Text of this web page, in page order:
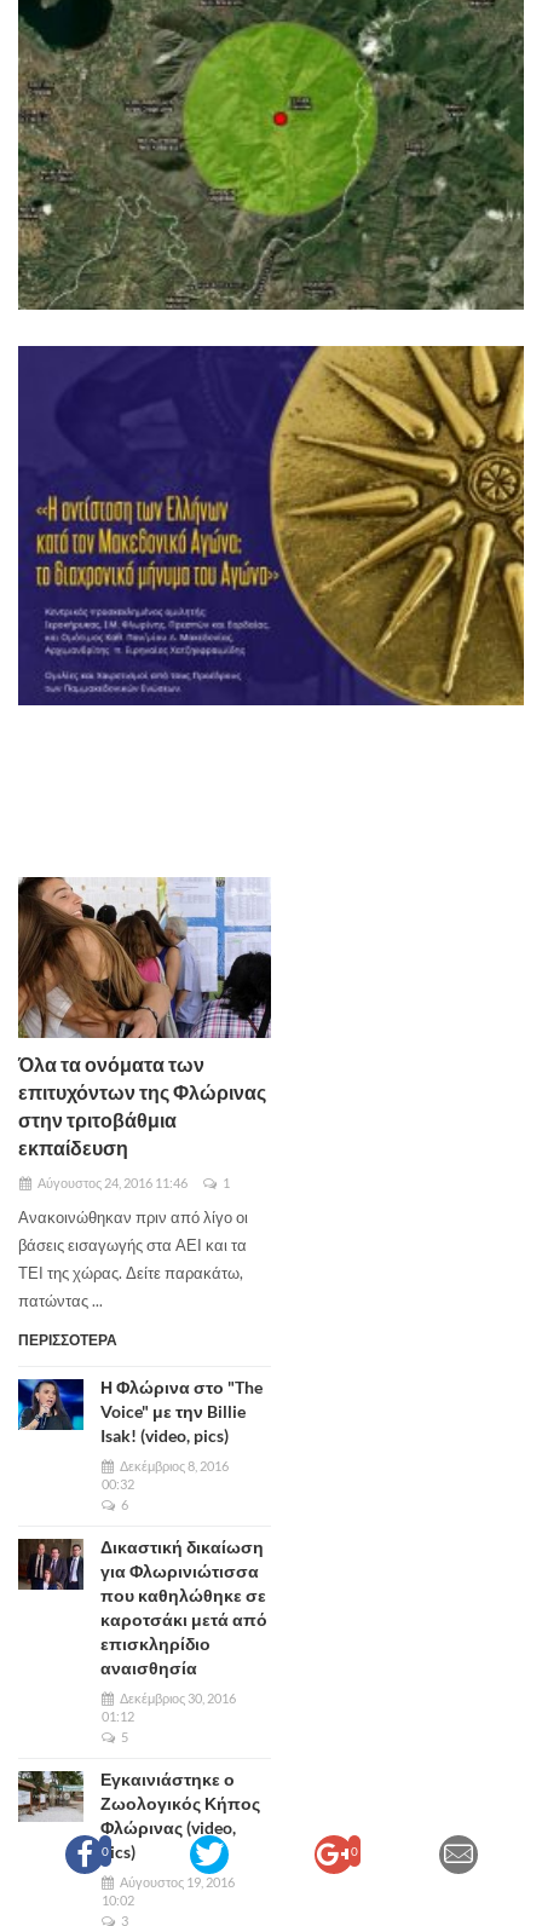
0 0
Όλα τα ονόματα των
επιτυχόντων της Φλώρινας
στην τριτοβάθμια
εκπαίδευση
Αύγουστος 24, 2016 11:46 1
Ανακοινώθηκαν πριν από λίγο οι
βάσεις εισαγωγής στα ΑΕΙ και τα
ΤΕΙ της χώρας. Δείτε παρακάτω,
πατώντας ...
ΠΕΡΙΣΣΟΤΕΡΑ
Η Φλώρινα στο "The
Voice" με την Billie
Isak! (video, pics)
Δεκέμβριος 8, 2016
00:32
6
Δικαστική δικαίωση
για Φλωρινιώτισσα
που καθηλώθηκε σε
καροτσάκι μετά από
επισκληρίδιο
αναισθησία
Δεκέμβριος 30, 2016
01:12
5
Εγκαινιάστηκε ο
Ζωολογικός Κήπος
Φλώρινας (video,
pics)
Αύγουστος 19, 2016
10:02
3